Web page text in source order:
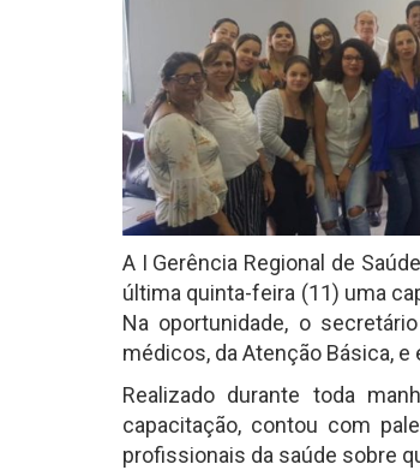
A I Gerência Regional de
última quinta-feira (11) uma
Na oportunidade, o
médicos, da Atenção Básica,
Realizado durante toda
capacitação, contou com
profissionais da saúde sobre